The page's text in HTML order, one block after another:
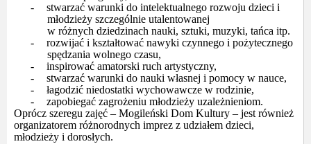
-
stwarzać warunki do intelektualnego rozwoju dzieci i
młodzieży szczególnie utalentowanej
w różnych dziedzinach nauki, sztuki, muzyki, tańca itp.
-
rozwijać i kształtować nawyki czynnego i pożytecznego
spędzania wolnego czasu,
-
inspirować amatorski ruch artystyczny,
-
stwarzać warunki do nauki własnej i pomocy w nauce,
-
łagodzić niedostatki wychowawcze w rodzinie,
-
zapobiegać zagrożeniu młodzieży uzależnieniom.
Oprócz szeregu zajęć – Mogileński Dom Kultury – jest również
organizatorem różnorodnych imprez z udziałem dzieci,
młodzieży i dorosłych.